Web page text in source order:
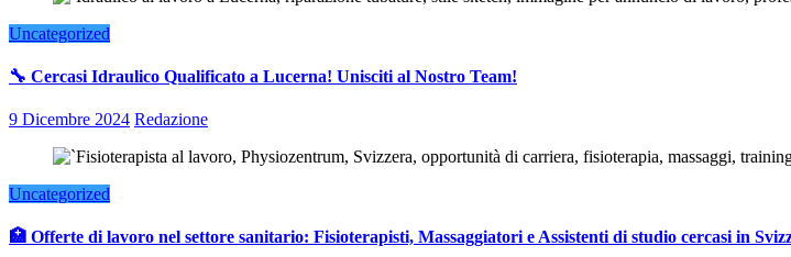
Uncategorized
🔧 Cercasi Idraulico Qualificato a Lucerna! Unisciti al Nostro Team!
9 Dicembre 2024 Redazione
Uncategorized
🏥 Offerte di lavoro nel settore sanitario: Fisioterapisti, Massaggiatori e Assistenti di studio cercasi in